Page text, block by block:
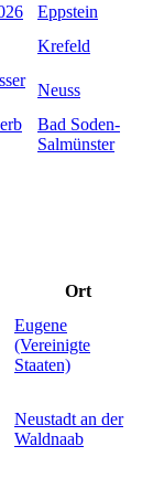
Eppstein
Krefeld
Neuss
Bad Soden-
Salmünster
Ort
Eugene
(Vereinigte
Staaten)
Neustadt an der
Waldnaab